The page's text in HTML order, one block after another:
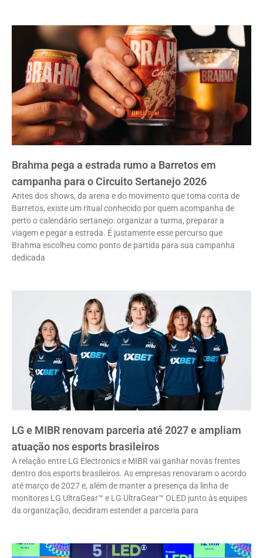
Brahma pega a estrada rumo a Barretos em
campanha para o Circuito Sertanejo 2026
Antes dos shows, da arena e do movimento que toma conta de
Barretos, existe um ritual conhecido por quem acompanha de
perto o calendário sertanejo: organizar a turma, preparar a
viagem e pegar a estrada. É justamente esse percurso que
Brahma escolheu como ponto de partida para sua campanha
dedicada
LG e MIBR renovam parceria até 2027 e ampliam
atuação nos esports brasileiros
A relação entre LG Electronics e MIBR vai ganhar novas frentes
dentro dos esports brasileiros. As empresas renovaram o acordo
até março de 2027 e, além de manter a presença da linha de
monitores LG UltraGear™ e LG UltraGear™ OLED junto às equipes
da organização, decidiram estender a parceria para